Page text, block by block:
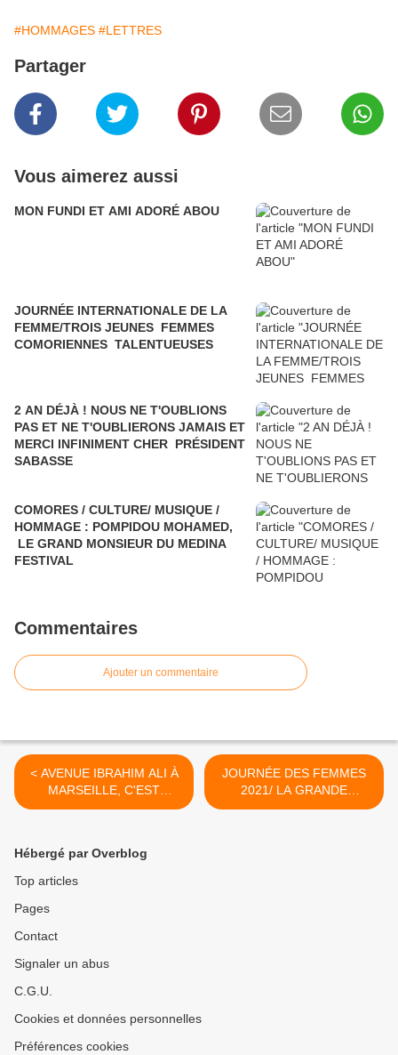
#HOMMAGES #LETTRES
Partager
Vous aimerez aussi
MON FUNDI ET AMI ADORÉ ABOU
JOURNÉE INTERNATIONALE DE LA
FEMME/TROIS JEUNES FEMMES
COMORIENNES TALENTUEUSES
2 AN DÉJÀ ! NOUS NE T'OUBLIONS
PAS ET NE T'OUBLIERONS JAMAIS ET
MERCI INFINIMENT CHER PRÉSIDENT
SABASSE
COMORES / CULTURE/ MUSIQUE /
HOMMAGE : POMPIDOU MOHAMED,
LE GRAND MONSIEUR DU MEDINA
FESTIVAL
Commentaires
Ajouter un commentaire
< AVENUE IBRAHIM ALI À
MARSEILLE, C'EST
OFFICIEL
JOURNÉE DES FEMMES
2021/ LA GRANDE
FOUDHOYLA, LA VOIX
Hébergé par Overblog
Top articles
Pages
Contact
Signaler un abus
C.G.U.
Cookies et données personnelles
Préférences cookies